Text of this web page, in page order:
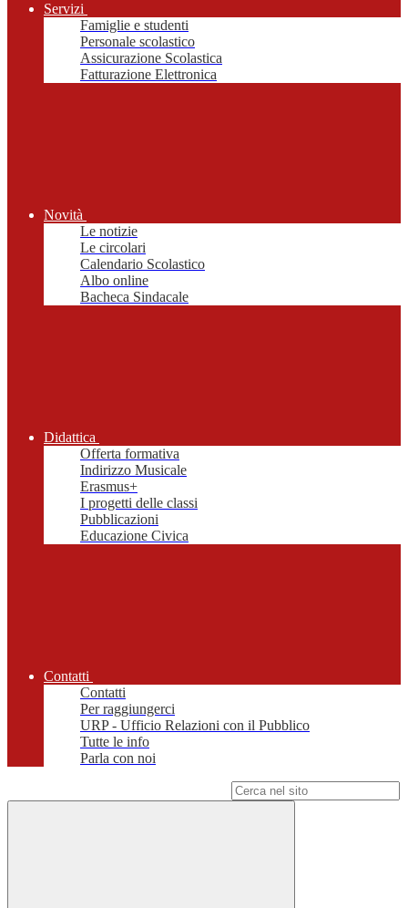
Servizi
Famiglie e studenti
Personale scolastico
Assicurazione Scolastica
Fatturazione Elettronica
Novità
Le notizie
Le circolari
Calendario Scolastico
Albo online
Bacheca Sindacale
Didattica
Offerta formativa
Indirizzo Musicale
Erasmus+
I progetti delle classi
Pubblicazioni
Educazione Civica
Contatti
Contatti
Per raggiungerci
URP - Ufficio Relazioni con il Pubblico
Tutte le info
Parla con noi